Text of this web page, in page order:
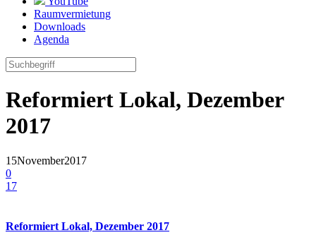
Raumvermietung
Downloads
Agenda
Reformiert Lokal, Dezember
2017
15November2017
0
17
Reformiert Lokal, Dezember 2017